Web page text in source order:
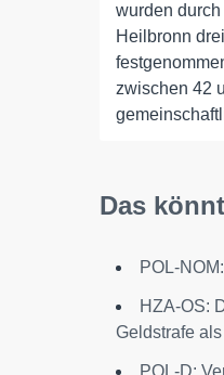
wurden
Heilbronn
zwischen 42
Das
POL-
HZA-OS:
Geldstrafe
POL-D: